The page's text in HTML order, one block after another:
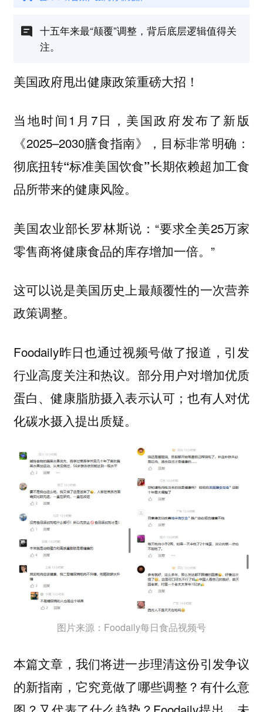
十五年来最“颠覆”调整，背后底层逻辑值得关
注。
美国政府甩出健康政策重磅大招！
当地时间1月7日，美国政府发布了新版
《2025–2030膳食指南》，目标非常明确：
彻底扭转“标准美国饮食”长期依赖超加工食
品所带来的健康风险。
美国农业部长罗林斯说：“要求全美25万家
零售商将健康食品的库存增加一倍。”
这可以说是美国历史上最颠覆性的一次营养
政策调整。
Foodaily昨日也通过视频号做了报道，引发
行业高度关注和热议。部分用户对增加优质
蛋白、健康脂肪摄入表示认可；也有人对优
化碳水摄入提出质疑。
图片来源：Foodaily每日食品视频号
本篇文章，我们将进一步理清这份引发争议
的新指南，它究竟做了哪些调整？有什么意